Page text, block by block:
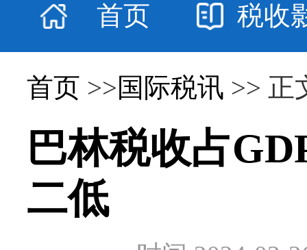
首页 税收
首页 >>国际税讯 >> 正
巴林税收占
二低